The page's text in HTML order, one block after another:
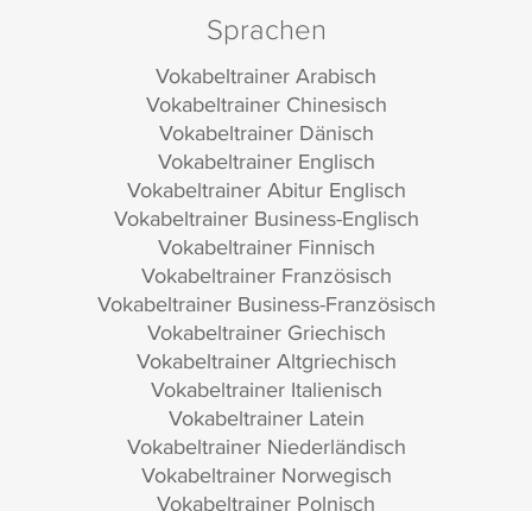
Sprachen
Vokabeltrainer Arabisch
Vokabeltrainer Chinesisch
Vokabeltrainer Dänisch
Vokabeltrainer Englisch
Vokabeltrainer Abitur Englisch
Vokabeltrainer Business-Englisch
Vokabeltrainer Finnisch
Vokabeltrainer Französisch
Vokabeltrainer Business-Französisch
Vokabeltrainer Griechisch
Vokabeltrainer Altgriechisch
Vokabeltrainer Italienisch
Vokabeltrainer Latein
Vokabeltrainer Niederländisch
Vokabeltrainer Norwegisch
Vokabeltrainer Polnisch